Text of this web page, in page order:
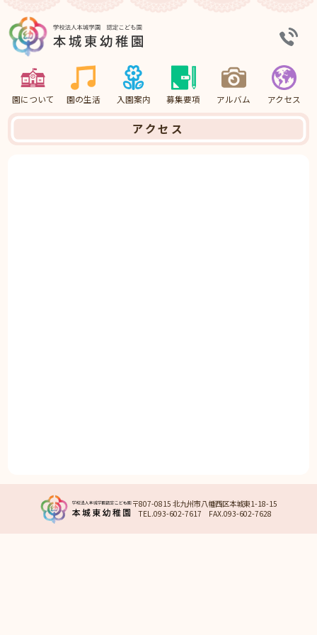
園について 園の生活 入園案内 募集要項 アルバム アクセス
アクセス
〒807-0815 北九州市八幡西区本城東1-18-15
TEL.093-602-7617 FAX.093-602-7628